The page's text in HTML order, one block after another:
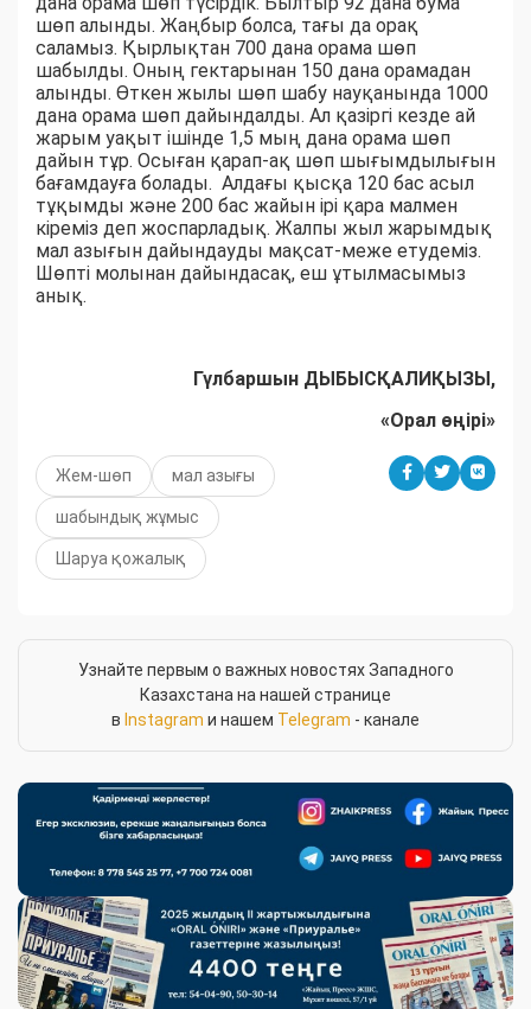
шөп алынды. Жаңбыр болса, тағы да орақ
саламыз. Қырлықтан 700 дана орама шөп
шабылды. Оның гектарынан 150 дана орамадан
алынды. Өткен жылы шөп шабу науқанында 1000
дана орама шөп дайындалды. Ал қазіргі кезде ай
жарым уақыт ішінде 1,5 мың дана орама шөп
дайын тұр. Осыған қарап-ақ шөп шығымдылығын
бағамдауға болады. Алдағы қысқа 120 бас асыл
тұқымды және 200 бас жайын ірі қара малмен
кіреміз деп жоспарладық. Жалпы жыл жарымдық
мал азығын дайындауды мақсат-меже етудеміз.
Шөпті молынан дайындасақ, еш ұтылмасымыз
анық.
Гүлбаршын ДЫБЫСҚАЛИҚЫЗЫ,
«Орал өңірі»
Жем-шөп мал азығы
шабындық жұмыс
Шаруа қожалық
Узнайте первым о важных новостях Западного
Казахстана на нашей странице
в Instagram и нашем Telegram - канале